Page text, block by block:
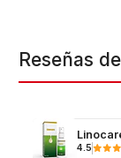
Reseñas
4.5